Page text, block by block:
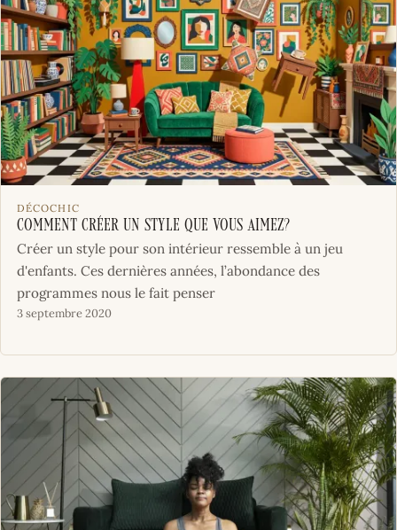
DÉCOCHIC
Comment créer un style que vous aimez?
Créer un style pour son intérieur ressemble à un jeu
d'enfants. Ces dernières années, l’abondance des
programmes nous le fait penser
3 septembre 2020